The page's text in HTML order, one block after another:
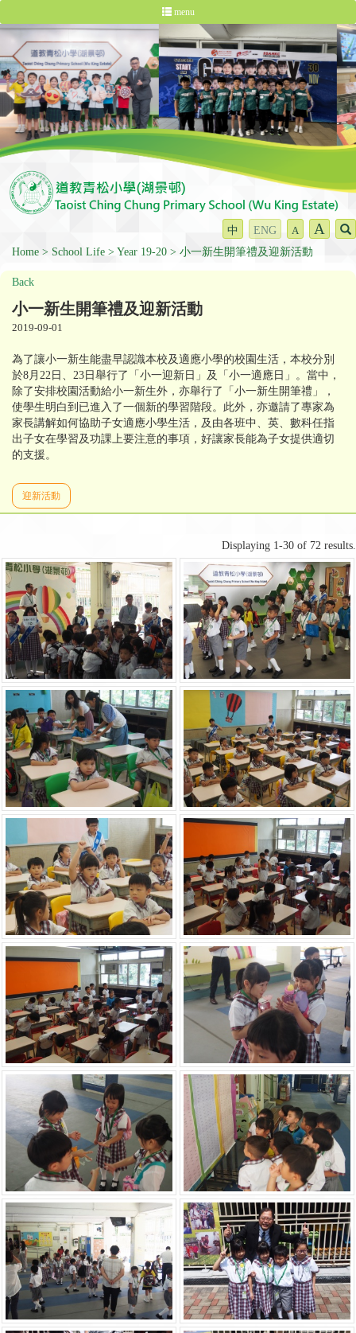
menu
中 ENG A A
Home School Life Year 19-20 小一新生開筆禮及迎新活動
Back
小一新生開筆禮及迎新活動
2019-09-01
為了讓小一新生能盡早認識本校及適應小學的校園生活，本校分別
於8月22日、23日舉行了「小一迎新日」及「小一適應日」。當中，
除了安排校園活動給小一新生外，亦舉行了「小一新生開筆禮」，
使學生明白到已進入了一個新的學習階段。此外，亦邀請了專家為
家長講解如何協助子女適應小學生活，及由各班中、英、數科任指
出子女在學習及功課上要注意的事項，好讓家長能為子女提供適切
的支援。
迎新活動
Displaying 1-30 of 72 results.